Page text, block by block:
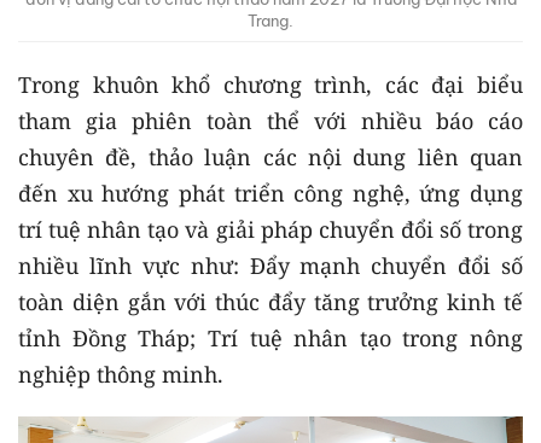
Trang.
Trong khuôn khổ chương trình, các đại biểu
tham gia phiên toàn thể với nhiều báo cáo
chuyên đề, thảo luận các nội dung liên quan
đến xu hướng phát triển công nghệ, ứng dụng
trí tuệ nhân tạo và giải pháp chuyển đổi số trong
nhiều lĩnh vực như: Đẩy mạnh chuyển đổi số
toàn diện gắn với thúc đẩy tăng trưởng kinh tế
tỉnh Đồng Tháp; Trí tuệ nhân tạo trong nông
nghiệp thông minh.